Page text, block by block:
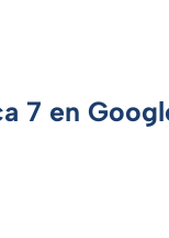
7 en